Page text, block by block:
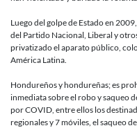
Luego del golpe de Estado en
del Partido Nacional, Liberal y
privatizado el aparato público,
América Latina.
Hondureños y hondureñas; es
inmediata sobre el robo y saqueo
por COVID, entre ellos los
regionales y 7 móviles, el saqueo